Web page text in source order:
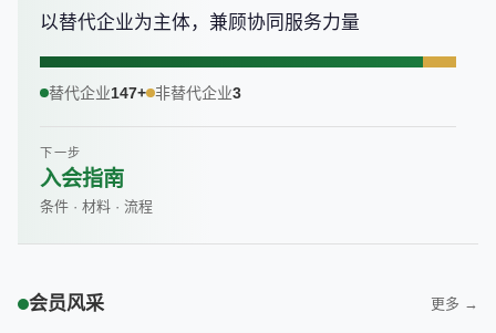
以替代企业为主体，兼顾协同服务力量
替代企业147+ 非替代企业3
下一步
入会指南
条件 · 材料 · 流程
会员风采 更多 →